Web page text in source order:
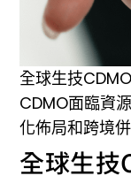
全球生技
CDMO面臨資
化佈局和跨境
全球生技